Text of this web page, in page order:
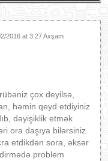
2016 at 3:27 Axşam
çox deyilsə,
həmin qeyd etdiyiniz
dəyişiklik etmək
ora daşıya bilərsiniz.
etdikdən sora, əksər
problem